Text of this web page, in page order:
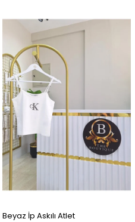
Beyaz İp Askılı Atlet